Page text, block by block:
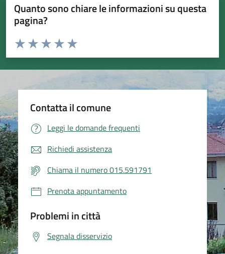
Quanto sono chiare le informazioni su questa
pagina?
Valuta da 1 a 5 stelle la pagina
Valuta 5 stelle su 5
Valuta 4 stelle su 5
Valuta 3 stelle su 5
Valuta 2 stelle su 5
Valuta 1 stelle su 5
Contatta il comune
Leggi le domande frequenti
Richiedi assistenza
Chiama il numero 015.591791
Prenota appuntamento
Problemi in città
Segnala disservizio